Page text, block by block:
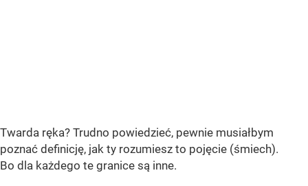
Twarda ręka? Trudno powiedzieć, pewnie musiałbym
poznać definicję, jak ty rozumiesz to pojęcie (śmiech).
Bo dla każdego te granice są inne.